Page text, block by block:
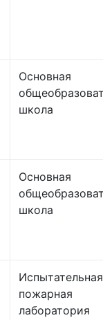
Основная
школа
Основная
школа
Испытательная
пожарная
лаборатория